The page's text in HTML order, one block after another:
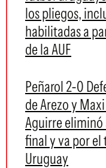
los pliegos,
habilitadas a
de la AUF
Peñarol 2-0
de Arezo y
Aguirre eliminó
final y va por el
Uruguay